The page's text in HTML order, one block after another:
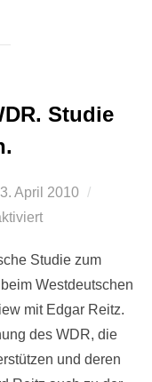
Studie
April 2010
Studie zum
Westdeutschen
mit Edgar Reitz.
des WDR, die
und deren